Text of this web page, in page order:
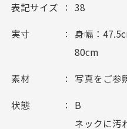
表記サイズ 38
実寸
身幅：
80cm
素材 写真をご参
状態
B
ネックに汚